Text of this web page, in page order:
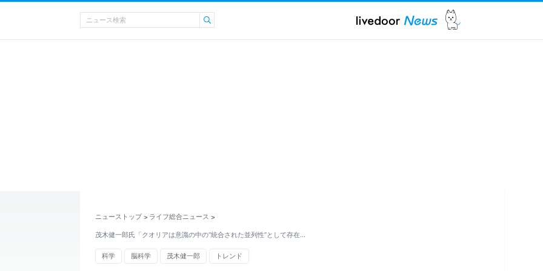
ニューストップ > ライフ総合ニュース >
茂木健一郎氏「クオリアは意識の中の“統合された並列性”として存在…
科学 脳科学 茂木健一郎 トレンド